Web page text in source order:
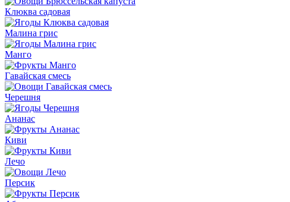
Клюква садовая
Малина грис
Манго
Гавайская смесь
Черешня
Ананас
Киви
Лечо
Персик